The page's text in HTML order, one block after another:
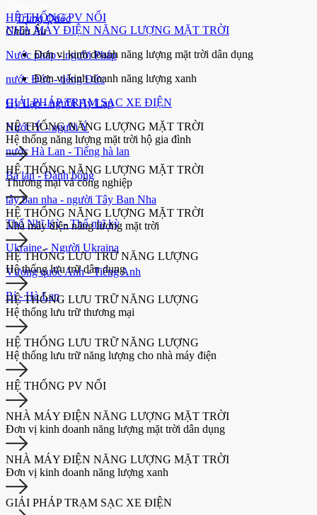
Trung Quốc
Châu Âu
Nước pháp - người Pháp
nước Đức - tiếng Đức
Hy Lạp - người Hy Lạp
Nước Ý - người Ý
nước Hà Lan - Tiếng hà lan
Ba lan - Đánh bóng
tây ban nha - người Tây Ban Nha
Thổ Nhĩ Kỳ - Thổ nhĩ kỳ
Ukraine - Người Ukraina
Vương quốc Anh - Tiếng Anh
Bỉ - Hà Lan
HỆ THỐNG PV NỔI
NHÀ MÁY ĐIỆN NĂNG LƯỢNG MẶT TRỜI
Đơn vị kinh doanh năng lượng mặt trời dân dụng
Đơn vị kinh doanh năng lượng xanh
GIẢI PHÁP TRẠM SẠC XE ĐIỆN
HỆ THỐNG NĂNG LƯỢNG MẶT TRỜI
Hệ thống năng lượng mặt trời hộ gia đình
HỆ THỐNG NĂNG LƯỢNG MẶT TRỜI
Thương mại và công nghiệp
HỆ THỐNG NĂNG LƯỢNG MẶT TRỜI
Nhà máy điện năng lượng mặt trời
HỆ THỐNG LƯU TRỮ NĂNG LƯỢNG
Hệ thống lưu trữ dân dụng
HỆ THỐNG LƯU TRỮ NĂNG LƯỢNG
Hệ thống lưu trữ thương mại
HỆ THỐNG LƯU TRỮ NĂNG LƯỢNG
Hệ thống lưu trữ năng lượng cho nhà máy điện
HỆ THỐNG PV NỔI
NHÀ MÁY ĐIỆN NĂNG LƯỢNG MẶT TRỜI
Đơn vị kinh doanh năng lượng mặt trời dân dụng
NHÀ MÁY ĐIỆN NĂNG LƯỢNG MẶT TRỜI
Đơn vị kinh doanh năng lượng xanh
GIẢI PHÁP TRẠM SẠC XE ĐIỆN